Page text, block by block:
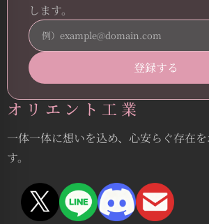
します。
オリエント工業
一体一体に想いを込め、心安らぐ存在
す。